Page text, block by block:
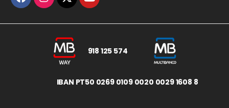
918 125 574
IBAN PT50 0269 0109 0020 0029 1608 8